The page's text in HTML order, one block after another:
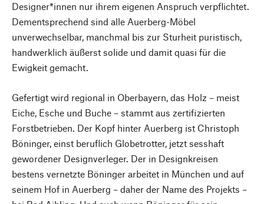
Designer*innen nur ihrem eigenen Anspruch verpflichtet.
Dementsprechend sind alle Auerberg-Möbel
unverwechselbar, manchmal bis zur Sturheit puristisch,
handwerklich äußerst solide und damit quasi für die
Ewigkeit gemacht.
Gefertigt wird regional in Oberbayern, das Holz – meist
Eiche, Esche und Buche – stammt aus zertifizierten
Forstbetrieben. Der Kopf hinter Auerberg ist Christoph
Böninger, einst beruflich Globetrotter, jetzt sesshaft
gewordener Designverleger. Der in Designkreisen
bestens vernetzte Böninger arbeitet in München und auf
seinem Hof in Auerberg – daher der Name des Projekts –